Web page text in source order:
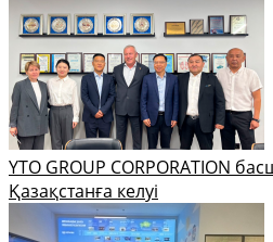
YTO GROUP CORPORATION
Қазақстанға келуі